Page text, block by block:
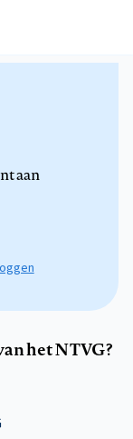
aan
het NTVG?